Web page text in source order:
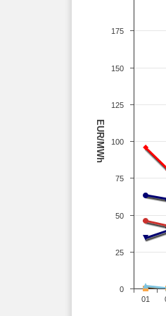
EUR/MWh
01
0
25
50
75
100
125
150
175